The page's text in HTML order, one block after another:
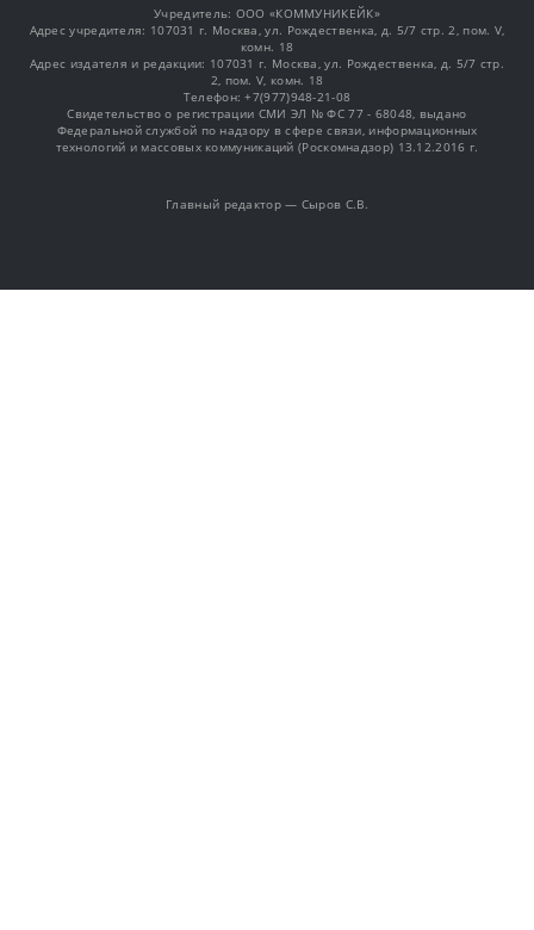
Учредитель: OOO «КОММУНИКЕЙК»
Адрес учредителя: 107031 г. Москва, ул. Рождественка, д. 5/7 стр. 2, пом. V,
комн. 18
Адрес издателя и редакции: 107031 г. Москва, ул. Рождественка, д. 5/7 стр.
2, пом. V, комн. 18
Телефон: +7(977)948-21-08
Свидетельство о регистрации СМИ ЭЛ № ФС 77 - 68048, выдано
Федеральной службой по надзору в сфере связи, информационных
технологий и массовых коммуникаций (Роскомнадзор) 13.12.2016 г.
Главный редактор — Сыров С.В.